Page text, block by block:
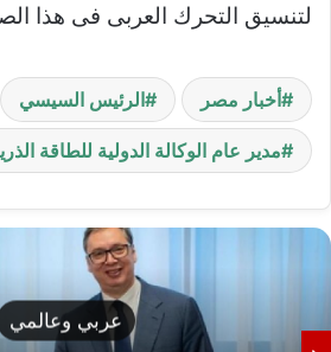
لتنسيق التحرك العربى فى هذا
أخبار مصر الرئيس السيسي
مدير عام الوكالة الدولية للطاقة
عربي وعالمي